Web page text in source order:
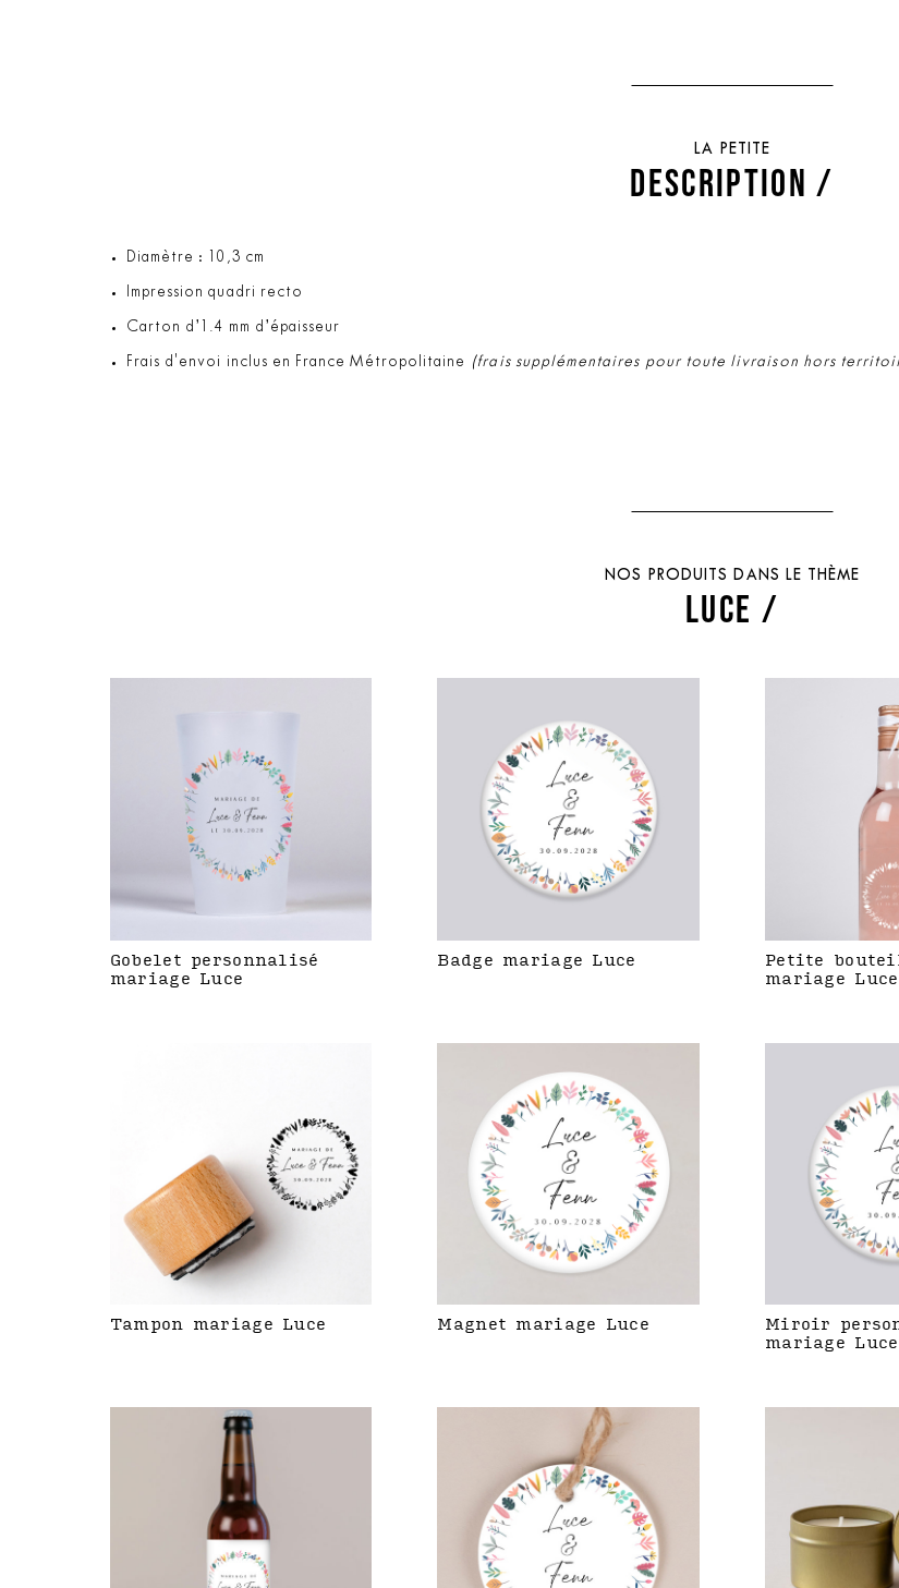
LA PETITE
DESCRIPTION /
Diamètre : 10,3 cm
Impression quadri recto
Carton d’1.4 mm d’épaisseur
Frais d'envoi inclus en France Métropolitaine (frais supplémentaires pour toute livraison hors
NOS PRODUITS DANS LE THÈME
LUCE /
Gobelet personnalisé
mariage Luce
Badge mariage Luce
Petite
mariage Luce
Tampon mariage Luce Magnet mariage Luce
Miroir
mariage Luce